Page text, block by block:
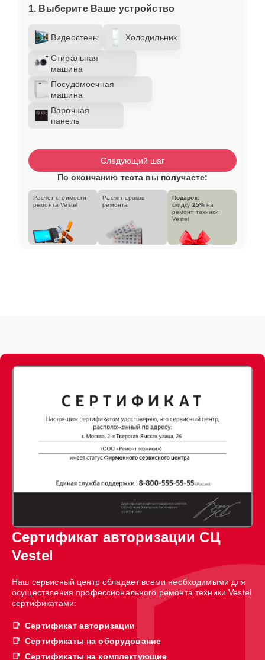
1. Выберите Ваше устройство
Видеостены Холодильник
Стиральная
машина
Посудомоечная
машина
Варочная
панель
Следующий шаг
По окончанию теста вы получаете:
Расчет стоимости
ремонта Vestel
Расчет сроков
ремонта
Подарок:
скидку 25% на
ремонт техники
Vestel
Сертификат авторизации СЦ
Vestel
Наш сервисный центр обладает всеми необходимыми для
осуществления профессионального ремонта техники Vestel
сертификатами:
Сертификат авторизации
Сертификаты на оборудование
Сертификаты на комплектующие